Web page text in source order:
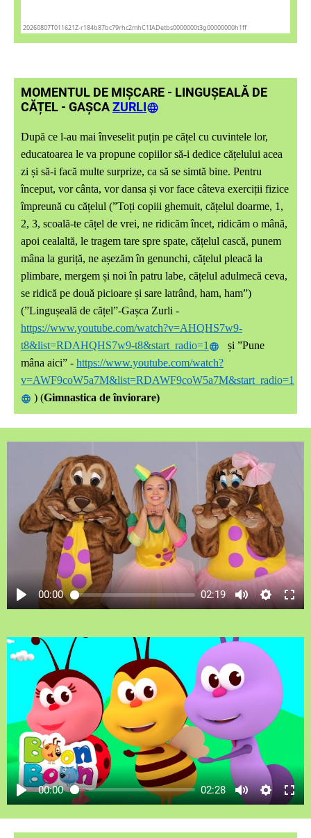
MOMENTUL DE MIȘCARE - LINGUȘEALĂ DE
CĂȚEL - GAȘCAZURLI
După ce l-au mai înveselit puțin pe cățel cu cuvintele lor,
educatoarea le va propune copiilor să-i dedice cățelului acea
zi și să-i facă multe surprize, ca să se simtă bine. Pentru
început, vor cânta, vor dansa și vor face câteva exerciții fizice
împreună cu cățelul (”Toți copiii ghemuit, cățelul doarme, 1,
2, 3, scoală-te cățel de vrei, ne ridicăm încet, ridicăm o mână,
apoi cealaltă, le tragem tare spre spate, cățelul cască, punem
mâna la guriță, ne așezăm în genunchi, cățelul pleacă la
plimbare, mergem și noi în patru labe, cățelul adulmecă ceva,
se ridică pe două picioare și sare latrând, ham, ham”)
(”Lingușeală de cățel”-Gașca Zurli -
https://www.youtube.com/watch?v=AHQHS7w9-
t8&list=RDAHQHS7w9-t8&start_radio=1
și ”Pune
mâna aici” - https://www.youtube.com/watch?
v=AWF9coW5a7M&list=RDAWF9coW5a7M&start_radio=1
) (Gimnastica de înviorare)
00:00 02:19
00:00 02:28